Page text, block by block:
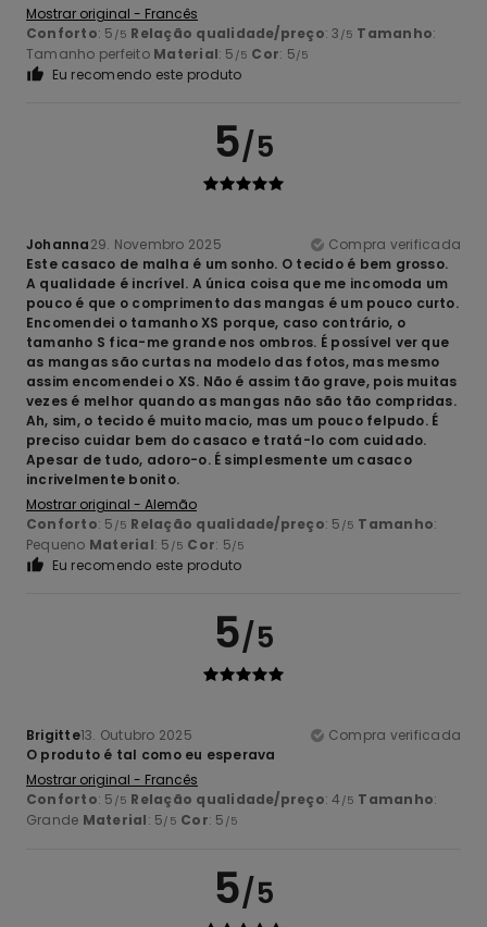
Mostrar original - Francês
Conforto: 5 /5 Relação qualidade/preço: 3 /5 Tamanho:
Tamanho perfeito Material: 5 /5 Cor: 5/5
Eu recomendo este produto
5/5
Johanna29. Novembro 2025
Compra verificada
Este casaco de malha é um sonho. O tecido é bem grosso.
A qualidade é incrível. A única coisa que me incomoda um
pouco é que o comprimento das mangas é um pouco curto.
Encomendei o tamanho XS porque, caso contrário, o
tamanho S fica-me grande nos ombros. É possível ver que
as mangas são curtas na modelo das fotos, mas mesmo
assim encomendei o XS. Não é assim tão grave, pois muitas
vezes é melhor quando as mangas não são tão compridas.
Ah, sim, o tecido é muito macio, mas um pouco felpudo. É
preciso cuidar bem do casaco e tratá-lo com cuidado.
Apesar de tudo, adoro-o. É simplesmente um casaco
incrivelmente bonito.
Mostrar original - Alemão
Conforto: 5 /5 Relação qualidade/preço: 5 /5 Tamanho:
Pequeno Material: 5 /5 Cor: 5/5
Eu recomendo este produto
5/5
Brigitte13. Outubro 2025
Compra verificada
O produto é tal como eu esperava
Mostrar original - Francês
Conforto: 5 /5 Relação qualidade/preço: 4 /5 Tamanho:
Grande Material: 5/5 Cor: 5 /5
5/5